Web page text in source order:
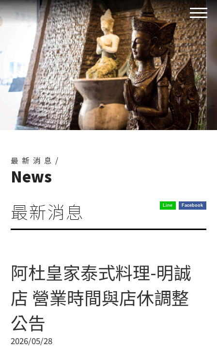
最新消息/
News
Facebook
Line
最新消息
阿杜皇家泰式料理-明誠
店 營業時間與店休調整
公告
2026/05/28